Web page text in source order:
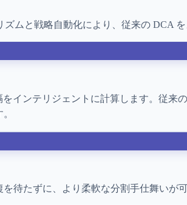
ムと戦略自動化により、従来の DCA を
インテリジェントに計算します。従
待たずに、より柔軟な分割手仕舞いが